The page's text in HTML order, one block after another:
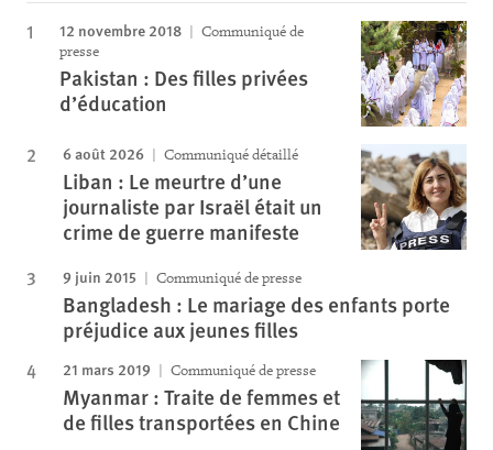
12 novembre 2018
Communiqué de
presse
Pakistan : Des filles privées
d’éducation
6 août 2026 Communiqué détaillé
Liban : Le meurtre d’une
journaliste par Israël était un
crime de guerre manifeste
9 juin 2015 Communiqué de presse
Bangladesh : Le mariage des enfants porte
préjudice aux jeunes filles
21 mars 2019 Communiqué de presse
Myanmar : Traite de femmes et
de filles transportées en Chine